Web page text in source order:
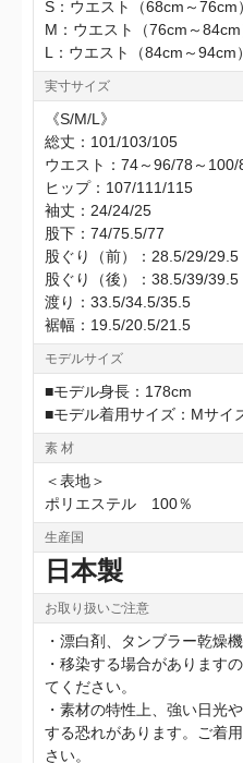
S：ウエスト（68cm～76cm
M：ウエスト（76cm～
L：ウエスト（84cm～94cm
実寸サイズ
《S/M/L》
総丈：101/103/105
ウエスト：74～96/78～
ヒップ：107/111/115
袖丈：24/24/25
股下：74/75.5/77
股ぐり（前）：28.5/29/29.5
股ぐり（後）：38.5/39/39.5
渡り：33.5/34.5/35.5
裾幅：19.5/20.5/21.5
モデルサイズ
■モデル身長：178cm
■モデル着用サイズ：Mサイ
素 材
＜表地＞
ポリエステル 100％
生産国
日本製
お取り扱いご注意
・漂白剤、タンブラー乾燥
・移染する場合があります
てください。
・素材の特性上、強い日光
する恐れがあります。ご着
さい。